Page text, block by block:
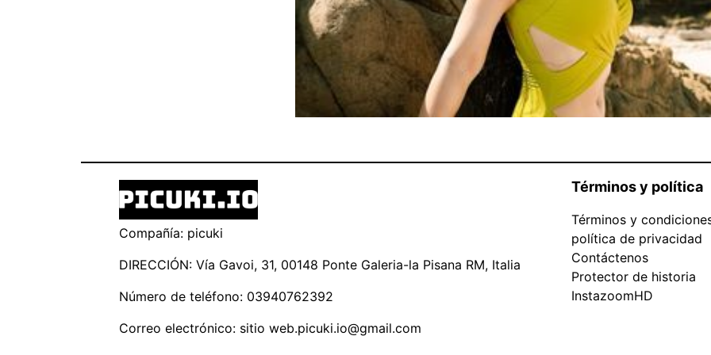
Compañía: picuki
DIRECCIÓN: Vía Gavoi, 31, 00148 Ponte Galeria-la Pisana RM, Italia
Número de teléfono: 03940762392
Correo electrónico: sitio web.picuki.io@gmail.com
Términos y política
Términos y
política de privacidad
Contáctenos
Protector de historia
InstazoomHD